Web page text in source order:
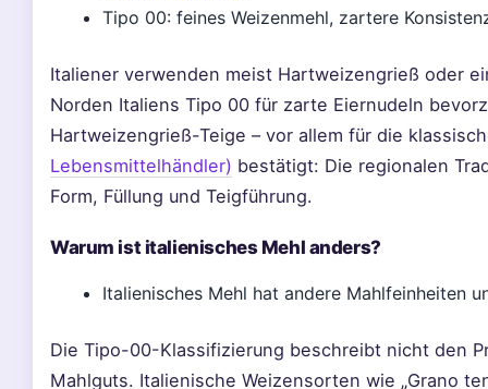
Tipo 00: feines Weizenmehl, zartere
Italiener verwenden meist Hartweizengrieß oder
Norden Italiens Tipo 00 für zarte Eiernudeln
Hartweizengrieß-Teige – vor allem für die
Lebensmittelhändler) bestätigt: Die regionalen
Form, Füllung und Teigführung.
Warum ist italienisches Mehl anders?
Italienisches Mehl hat andere Mahlfeinheiten
Die Tipo-00-Klassifizierung beschreibt nicht den
Mahlguts. Italienische Weizensorten wie „Grano